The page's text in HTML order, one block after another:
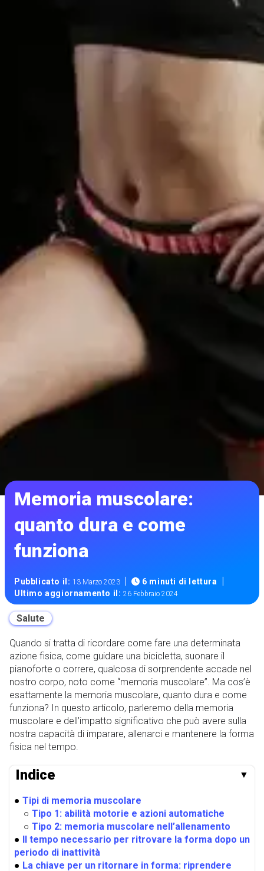
Memoria muscolare:
quanto dura e come
funziona
Pubblicato il:13 Marzo 2023 | 6 minuti di lettura |
Ultimo aggiornamento il:26 Febbraio 2024
Salute
Quando si tratta di ricordare come fare una determinata
azione fisica, come guidare una bicicletta, suonare il
pianoforte o correre, qualcosa di sorprendente accade nel
nostro corpo, noto come “memoria muscolare”. Ma cos’è
esattamente la memoria muscolare, quanto dura e come
funziona? In questo articolo, parleremo della memoria
muscolare e dell’impatto significativo che può avere sulla
nostra capacità di imparare, allenarci e mantenere la forma
fisica nel tempo.
Indice ▼
● Tipi di memoria muscolare
○ Tipo 1: abilità motorie e azioni automatiche
○ Tipo 2: memoria muscolare nell’allenamento
● Il tempo necessario per ritrovare la forma dopo un
periodo di inattività
● La chiave per un ritornare in forma: riprendere